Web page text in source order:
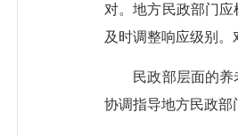
对。地方民政部门
及时调整响应级别
民政部层面的养老
协调指导地方民政部